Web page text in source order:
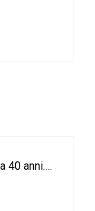
40 anni….